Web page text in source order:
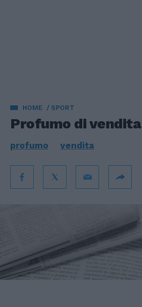
HOME SPORT
Profumo di vendita
profumo vendita